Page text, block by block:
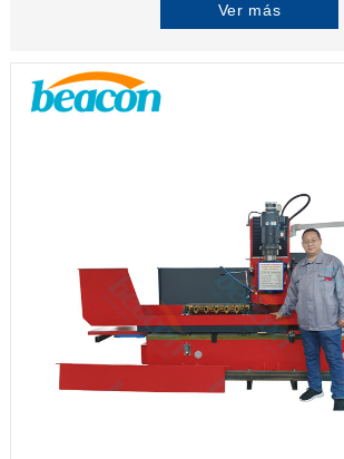
Ver más